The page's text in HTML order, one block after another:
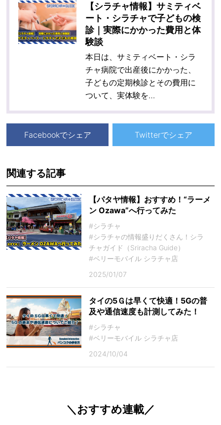
【シラチャ情報】サミティベ
ート・シラチャで子どもの検
診｜実際にかかった費用と体
験談
本日は、サミティベート・シラ
チャ病院で出産後にかかった、
子どもの定期検診とその費用に
ついて、実体験を…
Facebookでシェア Twitterでシェア
関連する記事
【パタヤ情報】おすすめ！“ラーメ
ン Ozawa”へ行ってみた
#シラチャ
#シラチャの情報盛りだくさん！シラ
チャガイド（Sriracha Guide）
#ベリーモバイル シラチャ店
2025/01/07
タイの5Ｇは早くて快適！5Gの普
及や通信速度も計測してみた！
#シラチャ
#ベリーモバイル シラチャ店
2024/10/04
＼おすすめ連載／